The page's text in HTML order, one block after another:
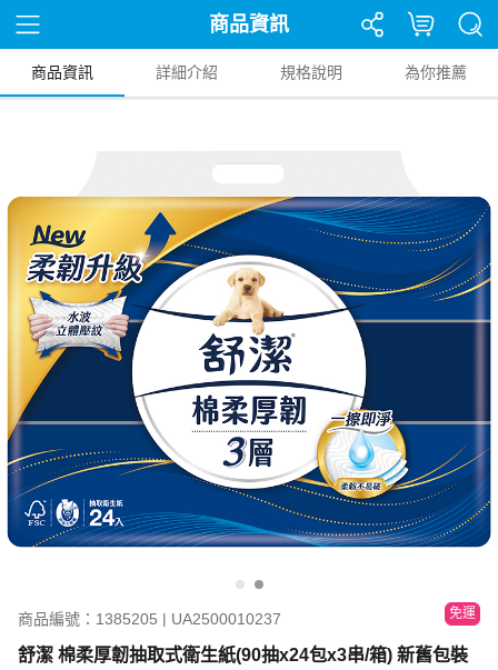
商品資訊
商品資訊 詳細介紹 規格說明 為你推薦
商品編號：1385205 | UA2500010237 免運
舒潔 棉柔厚韌抽取式衛生紙(90抽x24包x3串/箱) 新舊包裝